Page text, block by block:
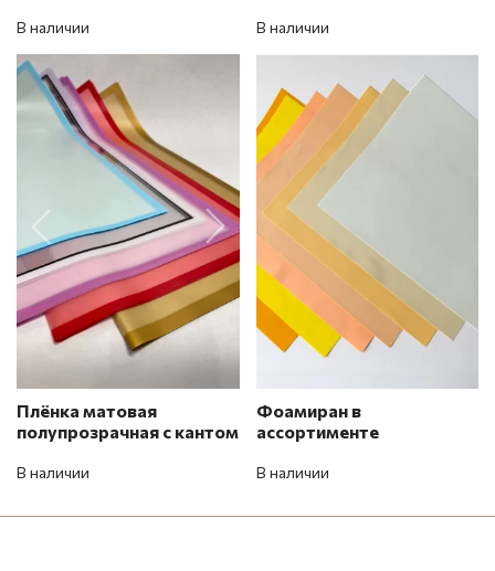
В наличии В наличии
Плёнка матовая
полупрозрачная с кантом
В наличии
Фоамиран в
ассортименте
В наличии